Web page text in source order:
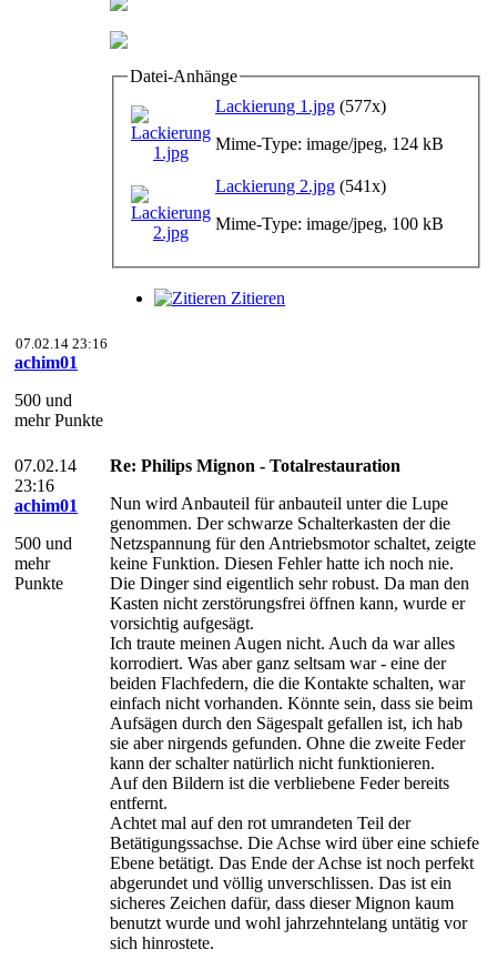
Datei-Anhänge
Lackierung 1.jpg (577x)
Mime-Type: image/jpeg, 124 kB
Lackierung 2.jpg (541x)
Mime-Type: image/jpeg, 100 kB
Zitieren
07.02.14 23:16
achim01
500 und
mehr Punkte
07.02.14
23:16
achim01
500 und
mehr
Punkte
Re: Philips Mignon - Totalrestauration
Nun wird Anbauteil für anbauteil unter die Lupe
genommen. Der schwarze Schalterkasten der die
Netzspannung für den Antriebsmotor schaltet, zeigte
keine Funktion. Diesen Fehler hatte ich noch nie.
Die Dinger sind eigentlich sehr robust. Da man den
Kasten nicht zerstörungsfrei öffnen kann, wurde er
vorsichtig aufgesägt.
Ich traute meinen Augen nicht. Auch da war alles
korrodiert. Was aber ganz seltsam war - eine der
beiden Flachfedern, die die Kontakte schalten, war
einfach nicht vorhanden. Könnte sein, dass sie beim
Aufsägen durch den Sägespalt gefallen ist, ich hab
sie aber nirgends gefunden. Ohne die zweite Feder
kann der schalter natürlich nicht funktionieren.
Auf den Bildern ist die verbliebene Feder bereits
entfernt.
Achtet mal auf den rot umrandeten Teil der
Betätigungssachse. Die Achse wird über eine schiefe
Ebene betätigt. Das Ende der Achse ist noch perfekt
abgerundet und völlig unverschlissen. Das ist ein
sicheres Zeichen dafür, dass dieser Mignon kaum
benutzt wurde und wohl jahrzehntelang untätig vor
sich hinrostete.